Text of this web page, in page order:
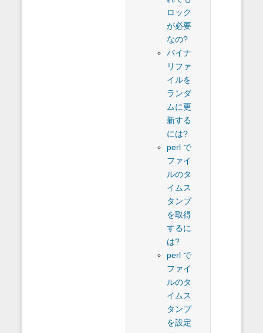
ロック
が必要
なの?
バイナ
リファ
イルを
ランダ
ムに更
新する
には?
perl で
ファイ
ルのタ
イムス
タンプ
を取得
するに
は?
perl で
ファイ
ルのタ
イムス
タンプ
を設定